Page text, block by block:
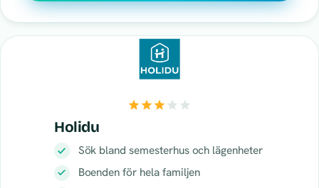
Holidu
Sök bland semesterhus och lägenheter
Boenden för hela familjen